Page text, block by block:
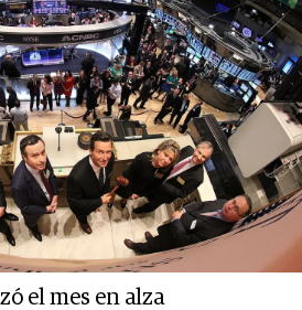
el mes en alza